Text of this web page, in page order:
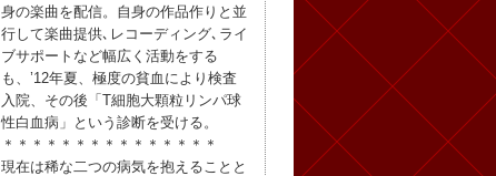
身の楽曲を配信。自身の作品作りと並
行して楽曲提供､レコーディング､ライ
ブサポートなど幅広く活動をする
も、’12年夏、極度の貧血により検査
入院、その後「T細胞大顆粒リンパ球
性白血病」という診断を受ける。
＊＊＊＊＊＊＊＊＊＊＊＊＊＊＊
現在は稀な二つの病気を抱えることと